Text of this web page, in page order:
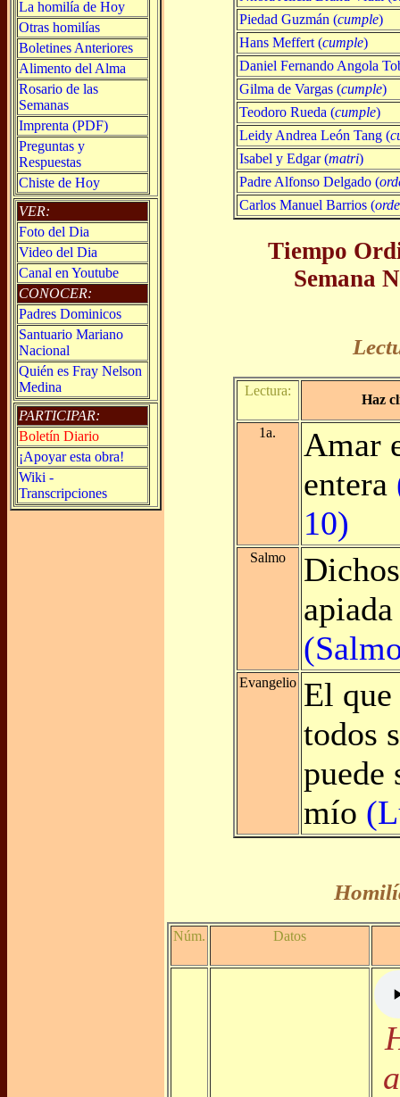
La homilía de Hoy
Otras homilías
Boletines Anteriores
Alimento del Alma
Rosario de las
Semanas
Imprenta (PDF)
Preguntas y
Respuestas
Chiste de Hoy
VER:
Foto del Dia
Video del Dia
Canal en Youtube
CONOCER:
Padres Dominicos
Santuario Mariano
Nacional
Quién es Fray Nelson
Medina
PARTICIPAR:
Boletín Diario
¡Apoyar esta obra!
Wiki -
Transcripciones
Piedad Guzmán (cumple)
Hans Meffert (cumple)
Daniel Fernando Angola
Gilma de Vargas (cumple)
Teodoro Rueda (cumple)
Leidy Andrea León Tang (
Isabel y Edgar (matri)
Padre Alfonso Delgado (
Carlos Manuel Barrios (
Tiempo
Semana
Lectura:
Haz
1a.
Amar
entera
10)
Salmo
Evangelio El
todos
puede
mío
Núm. Datos